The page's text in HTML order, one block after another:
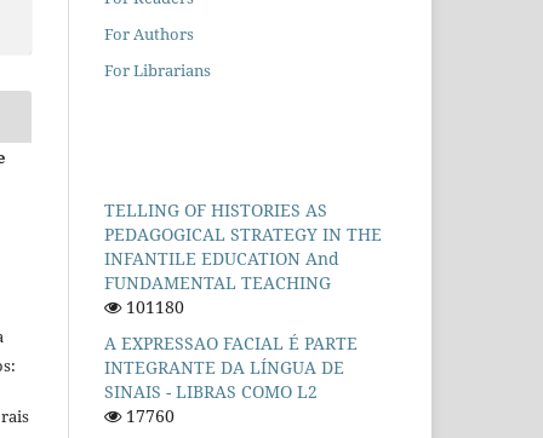
For Authors
For Librarians
TELLING OF HISTORIES AS
PEDAGOGICAL STRATEGY IN THE
INFANTILE EDUCATION And
FUNDAMENTAL TEACHING
101180
A EXPRESSAO FACIAL É PARTE
INTEGRANTE DA LÍNGUA DE
SINAIS - LIBRAS COMO L2
17760